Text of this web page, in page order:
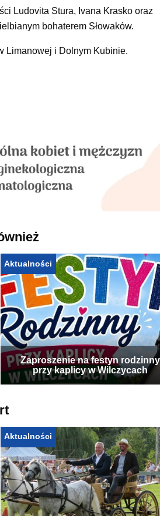
Ludovita Stura, Ivana Krasko oraz
bohaterem Słowaków.
Limanowej i Dolnym Kubinie.
Aktualności
Zaproszenie na festyn rodzinny
przy kaplicy w Wilczycach
Aktualności